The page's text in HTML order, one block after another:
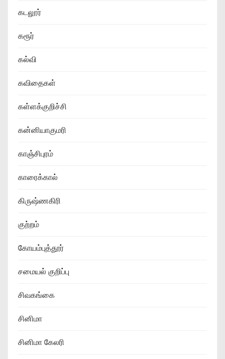
கடலூர்
கரூர்
கல்வி
கவிதைகள்
கள்ளக்குறிச்சி
கன்னியாகுமரி
காஞ்சிபுரம்
காரைக்கால்
கிருஷ்ணகிரி
குற்றம்
கோயம்புத்தூர்
சமையல் குறிப்பு
சிவகங்கை
சினிமா
சினிமா கேலரி